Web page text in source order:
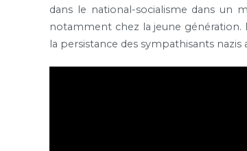
dans le national-socialisme dans un
notamment chez la jeune génération.
la persistance des sympathisants nazis